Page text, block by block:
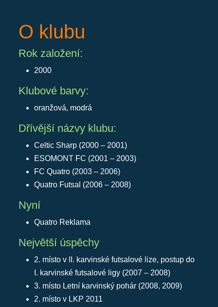
O klubu
Rok založení:
2000
Klubové barvy:
oranžová, modrá
Dřívější názvy klubu:
Celtic Sharp (2000 – 2001)
ESOMONT FC (2001 – 2003)
FC Quatro (2003 – 2006)
Quatro Futsal (2006 – 2008)
Nyní
Quatro Reklama
Největší úspěchy
2. místo v II. karvinské futsalové lize, postup do
I. karvinské futsalové ligy (2007 – 2008)
3. místo Letní karvinský pohár (2008, 2009)
2. místo v LKP 2011